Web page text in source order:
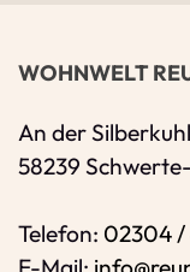
WOHNWELT
An der
58239
Telefon: 02304
Ihr
Datum